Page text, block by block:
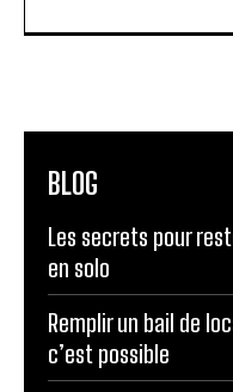
BLOG
Les secrets pour
en solo
Remplir un bail de
c’est possible